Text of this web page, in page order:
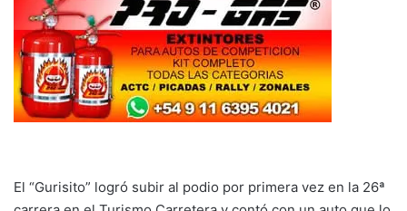
El “Gurisito” logró subir al podio por primera vez en la 26ª